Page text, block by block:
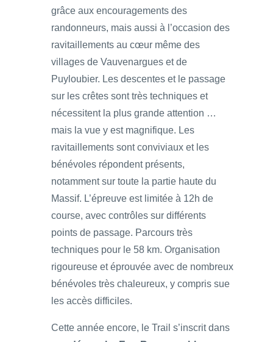
grâce aux encouragements des
randonneurs, mais aussi à l’occasion des
ravitaillements au cœur même des
villages de Vauvenargues et de
Puyloubier. Les descentes et le passage
sur les crêtes sont très techniques et
nécessitent la plus grande attention …
mais la vue y est magnifique. Les
ravitaillements sont conviviaux et les
bénévoles répondent présents,
notamment sur toute la partie haute du
Massif. L’épreuve est limitée à 12h de
course, avec contrôles sur différents
points de passage. Parcours très
techniques pour le 58 km. Organisation
rigoureuse et éprouvée avec de nombreux
bénévoles très chaleureux, y compris sue
les accès difficiles.
Cette année encore, le Trail s’inscrit dans